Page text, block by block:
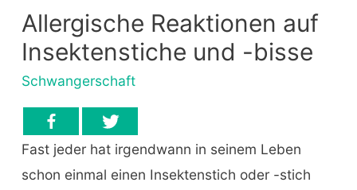
Allergische Reaktionen auf
Insektenstiche und -bisse
Schwangerschaft
Fast jeder hat irgendwann in seinem Leben
schon einmal einen Insektenstich oder -stich